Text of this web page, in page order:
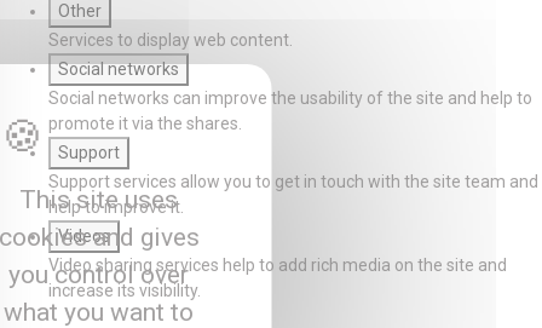
Other
Services to display web content.
Social networks
Social networks can improve the usability of the site and help to
promote it via the shares.
Support
Support services allow you to get in touch with the site team and
help to improve it.
Videos
Video sharing services help to add rich media on the site and
increase its visibility.
This site uses
and gives
you control over
what you want to